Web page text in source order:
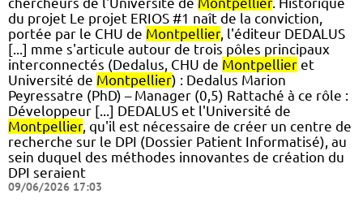
du projet Le projet ERIOS #1 naît de la conviction,
portée par le CHU de Montpellier, l'éditeur DEDALUS
[...] mme s'articule autour de trois pôles principaux
interconnectés (Dedalus, CHU de Montpellier et
Université de Montpellier) : Dedalus Marion
Peyressatre (PhD) – Manager (0,5) Rattaché à ce rôle :
Développeur [...] DEDALUS et l'Université de
Montpellier, qu'il est nécessaire de créer un centre de
recherche sur le DPI (Dossier Patient Informatisé), au
sein duquel des méthodes innovantes de création du
DPI seraient
09/06/2026 17:03